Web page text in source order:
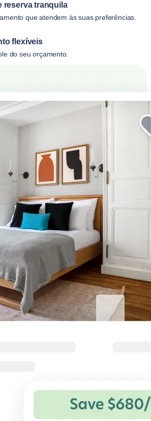
reserva tranquila
que atendem às suas preferências.
flexíveis
do seu orçamento.
corporativa
confortáveis
especiais para